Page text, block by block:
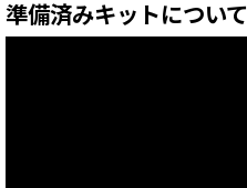
準備済みキットについて